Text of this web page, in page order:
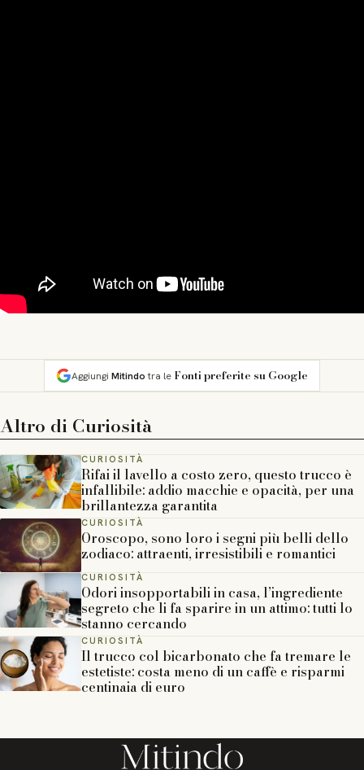
Aggiungi Mitindotra le Fonti preferite su Google
Altro di Curiosità
CURIOSITÀ
Rifai il lavello a costo zero, questo trucco è
infallibile: addio macchie e opacità, per una
brillantezza garantita
CURIOSITÀ
Oroscopo, sono loro i segni più belli dello
zodiaco: attraenti, irresistibili e romantici
CURIOSITÀ
Odori insopportabili in casa, l’ingrediente
segreto che li fa sparire in un attimo: tutti lo
stanno cercando
CURIOSITÀ
Il trucco col bicarbonato che fa tremare le
estetiste: costa meno di un caffè e risparmi
centinaia di euro